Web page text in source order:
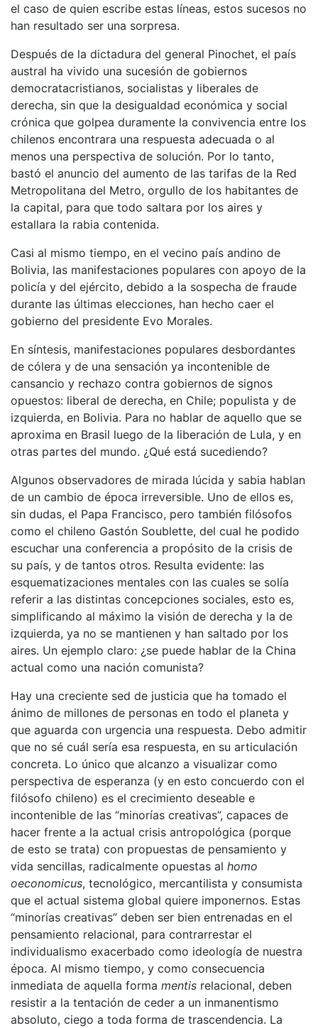
el caso de quien escribe estas líneas, estos sucesos no
han resultado ser una sorpresa.
Después de la dictadura del general Pinochet, el país
austral ha vivido una sucesión de gobiernos
democratacristianos, socialistas y liberales de
derecha, sin que la desigualdad económica y social
crónica que golpea duramente la convivencia entre los
chilenos encontrara una respuesta adecuada o al
menos una perspectiva de solución. Por lo tanto,
bastó el anuncio del aumento de las tarifas de la Red
Metropolitana del Metro, orgullo de los habitantes de
la capital, para que todo saltara por los aires y
estallara la rabia contenida.
Casi al mismo tiempo, en el vecino país andino de
Bolivia, las manifestaciones populares con apoyo de la
policía y del ejército, debido a la sospecha de fraude
durante las últimas elecciones, han hecho caer el
gobierno del presidente Evo Morales.
En síntesis, manifestaciones populares desbordantes
de cólera y de una sensación ya incontenible de
cansancio y rechazo contra gobiernos de signos
opuestos: liberal de derecha, en Chile; populista y de
izquierda, en Bolivia. Para no hablar de aquello que se
aproxima en Brasil luego de la liberación de Lula, y en
otras partes del mundo. ¿Qué está sucediendo?
Algunos observadores de mirada lúcida y sabia hablan
de un cambio de época irreversible. Uno de ellos es,
sin dudas, el Papa Francisco, pero también filósofos
como el chileno Gastón Soublette, del cual he podido
escuchar una conferencia a propósito de la crisis de
su país, y de tantos otros. Resulta evidente: las
esquematizaciones mentales con las cuales se solía
referir a las distintas concepciones sociales, esto es,
simplificando al máximo la visión de derecha y la de
izquierda, ya no se mantienen y han saltado por los
aires. Un ejemplo claro: ¿se puede hablar de la China
actual como una nación comunista?
Hay una creciente sed de justicia que ha tomado el
ánimo de millones de personas en todo el planeta y
que aguarda con urgencia una respuesta. Debo admitir
que no sé cuál sería esa respuesta, en su articulación
concreta. Lo único que alcanzo a visualizar como
perspectiva de esperanza (y en esto concuerdo con el
filósofo chileno) es el crecimiento deseable e
incontenible de las “minorías creativas”, capaces de
hacer frente a la actual crisis antropológica (porque
de esto se trata) con propuestas de pensamiento y
vida sencillas, radicalmente opuestas al homo
oeconomicus, tecnológico, mercantilista y consumista
que el actual sistema global quiere imponernos. Estas
“minorías creativas” deben ser bien entrenadas en el
pensamiento relacional, para contrarrestar el
individualismo exacerbado como ideología de nuestra
época. Al mismo tiempo, y como consecuencia
inmediata de aquella forma mentis relacional, deben
resistir a la tentación de ceder a un inmanentismo
absoluto, ciego a toda forma de trascendencia. La